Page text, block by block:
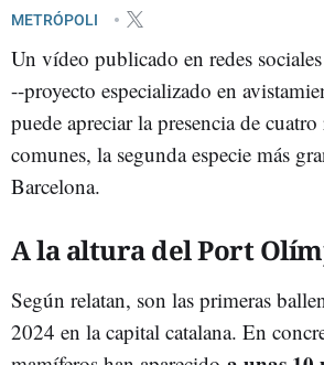
METRÓPOLI
Un vídeo publicado en redes
--proyecto especializado en
puede apreciar la presencia de
comunes, la segunda especie más
Barcelona.
A la altura del Port
Según relatan, son las primeras
2024 en la capital catalana. En